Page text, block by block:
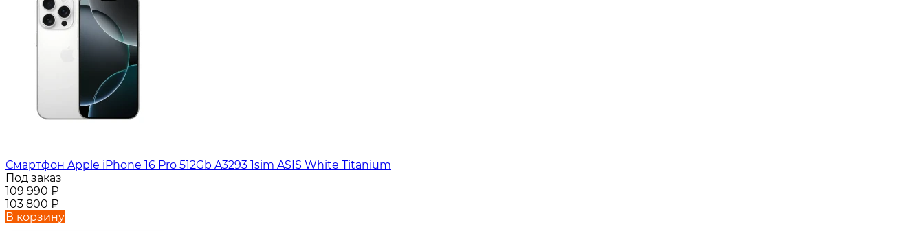
Смартфон Apple iPhone 16 Pro 512Gb A3293 1sim ASIS White Titanium
Под заказ
109 990 ₽
103 800 ₽
В корзину